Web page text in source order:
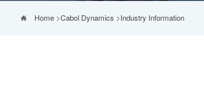
Home>Cabol Dynamics >Industry Information